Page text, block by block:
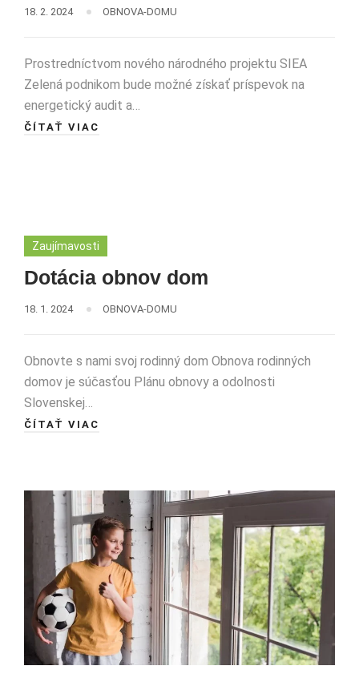
18. 2. 2024 OBNOVA-DOMU
Prostredníctvom nového národného projektu SIEA
Zelená podnikom bude možné získať príspevok na
energetický audit a…
ČÍTAŤ VIAC
Zaujímavosti
Dotácia obnov dom
18. 1. 2024 OBNOVA-DOMU
Obnovte s nami svoj rodinný dom Obnova rodinných
domov je súčasťou Plánu obnovy a odolnosti
Slovenskej…
ČÍTAŤ VIAC